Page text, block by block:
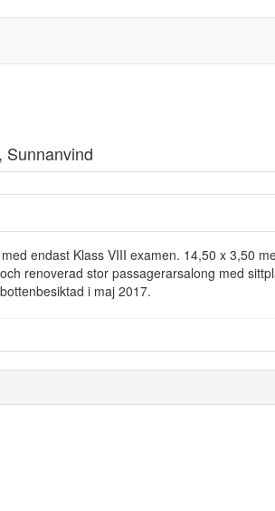
Sunnanvind
endast Klass VIII examen. 14,50 x 3,50
renoverad stor passagerarsalong med
i maj 2017.